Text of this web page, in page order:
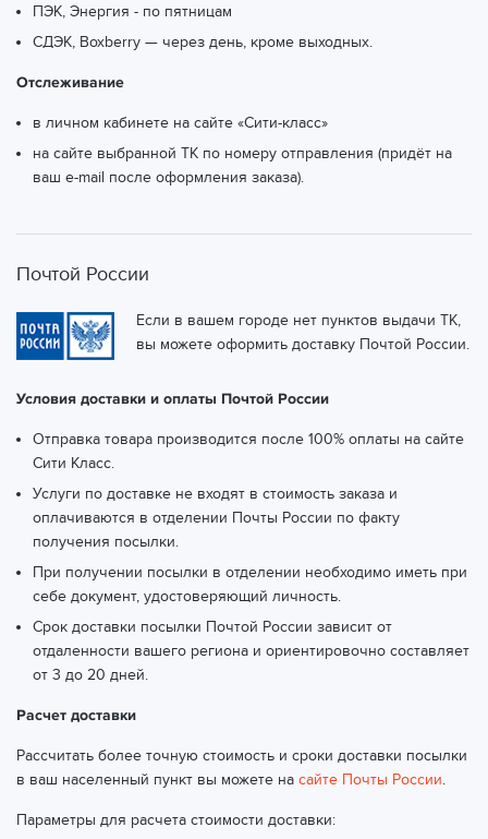
ПЭК, Энергия - по пятницам
СДЭК, Boxberry — через день, кроме выходных.
Отслеживание
в личном кабинете на сайте «Сити-класс»
на сайте выбранной ТК по номеру отправления (придёт на
ваш e-mail после оформления заказа).
Почтой России
Если в вашем городе нет пунктов выдачи ТК,
вы можете оформить доставку Почтой России.
Условия доставки и оплаты Почтой России
Отправка товара производится после 100% оплаты на сайте
Сити Класс.
Услуги по доставке не входят в стоимость заказа и
оплачиваются в отделении Почты России по факту
получения посылки.
При получении посылки в отделении необходимо иметь при
себе документ, удостоверяющий личность.
Срок доставки посылки Почтой России зависит от
отдаленности вашего региона и ориентировочно составляет
от 3 до 20 дней.
Расчет доставки
Рассчитать более точную стоимость и сроки доставки посылки
в ваш населенный пункт вы можете на сайте Почты России.
Параметры для расчета стоимости доставки: